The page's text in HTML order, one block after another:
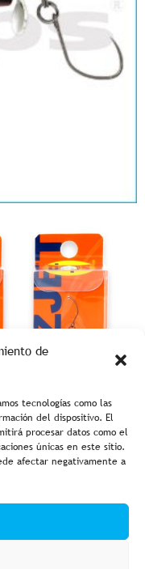
de
tecnologías como las
del dispositivo. El
procesar datos como el
únicas en este sitio.
afectar negativamente a